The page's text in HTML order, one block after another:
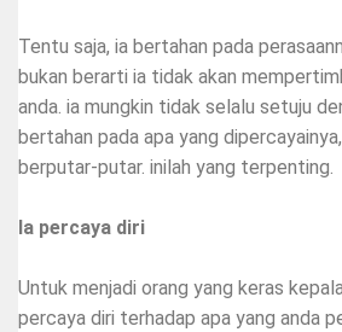
Tentu saja, ia bertahan pada
bukan berarti ia tidak akan
anda. ia mungkin tidak selalu setuju
bertahan pada apa yang
berputar-putar. inilah yang terpenting.
Ia percaya diri
Untuk menjadi orang yang keras
percaya diri terhadap apa yang anda